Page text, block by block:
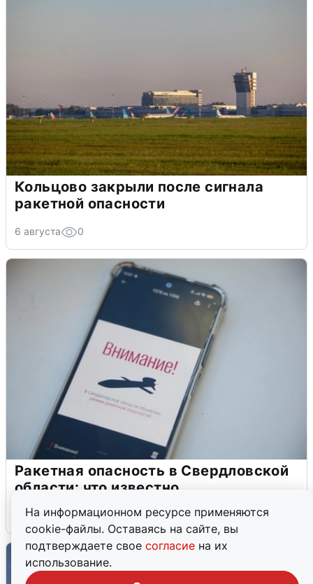
На информационном ресурсе применяются
cookie-файлы. Оставаясь на сайте, вы
подтверждаете свое согласие на их
использование.
Кольцово закрыли после сигнала
ракетной опасности
6 августа 0
Ракетная опасность в Свердловской
области: что известно
6 августа 0